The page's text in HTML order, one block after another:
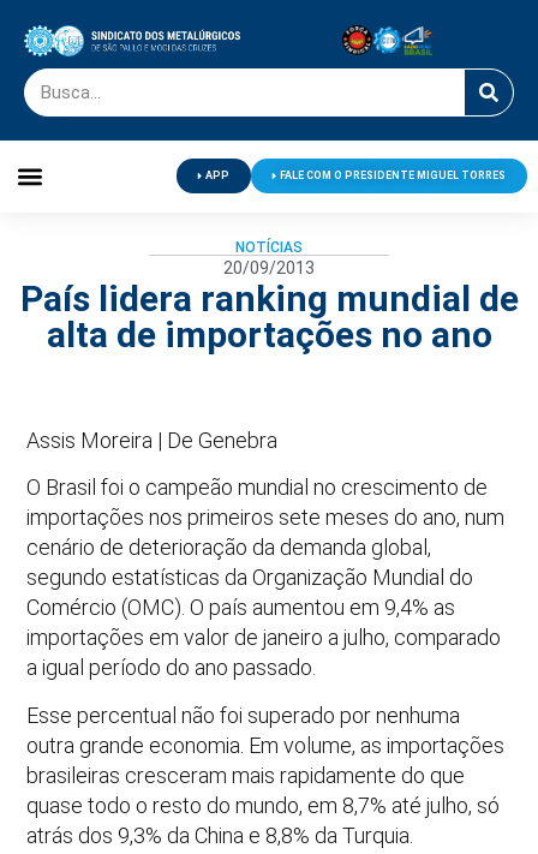
APP FALE COM O PRESIDENTE MIGUEL TORRES
NOTÍCIAS
20/09/2013
País lidera ranking mundial de
alta de importações no ano
Assis Moreira | De Genebra
O Brasil foi o campeão mundial no crescimento de
importações nos primeiros sete meses do ano, num
cenário de deterioração da demanda global,
segundo estatísticas da Organização Mundial do
Comércio (OMC). O país aumentou em 9,4% as
importações em valor de janeiro a julho, comparado
a igual período do ano passado.
Esse percentual não foi superado por nenhuma
outra grande economia. Em volume, as importações
brasileiras cresceram mais rapidamente do que
quase todo o resto do mundo, em 8,7% até julho, só
atrás dos 9,3% da China e 8,8% da Turquia.